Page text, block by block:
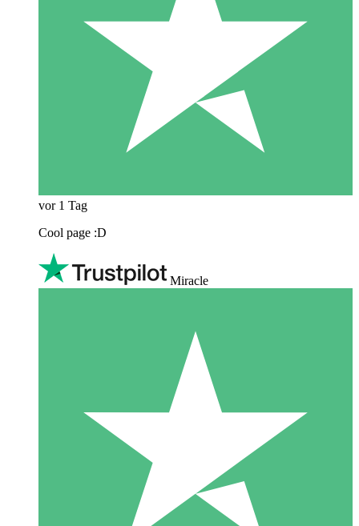
vor 1 Tag
Cool page :D
Miracle